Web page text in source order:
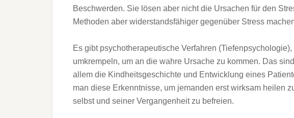
Beschwerden. Sie lösen aber nicht die Ursachen für den
Methoden aber widerstandsfähiger gegenüber Stress
Es gibt psychotherapeutische Verfahren
umkrempeln, um an die wahre Ursache zu kommen. Das
allem die Kindheitsgeschichte und Entwicklung eines
man diese Erkenntnisse, um jemanden erst wirksam heilen
selbst und seiner Vergangenheit zu befreien.